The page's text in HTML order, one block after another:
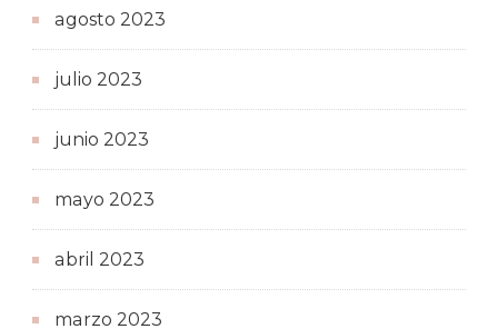
agosto 2023
julio 2023
junio 2023
mayo 2023
abril 2023
marzo 2023